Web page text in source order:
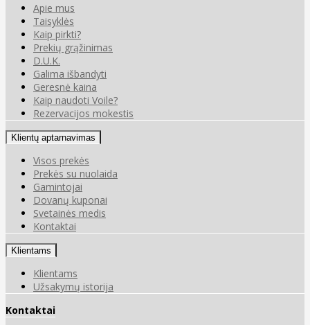
Apie mus
Taisyklės
Kaip pirkti?
Prekių grąžinimas
D.U.K.
Galima išbandyti
Geresnė kaina
Kaip naudoti Voile?
Rezervacijos mokestis
Klientų aptarnavimas
Visos prekės
Prekės su nuolaida
Gamintojai
Dovanų kuponai
Svetainės medis
Kontaktai
Klientams
Klientams
Užsakymų istorija
Kontaktai